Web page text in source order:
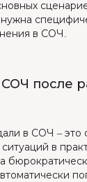
в СОЧ.
после
в СОЧ – это
в